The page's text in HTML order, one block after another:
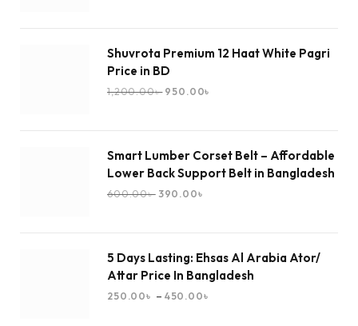
Shuvrota Premium 12 Haat White Pagri
Price in BD
1,200.00৳ 950.00৳
Smart Lumber Corset Belt – Affordable
Lower Back Support Belt in Bangladesh
600.00৳ 390.00৳
5 Days Lasting: Ehsas Al Arabia Ator/
Attar Price In Bangladesh
250.00৳ – 450.00৳